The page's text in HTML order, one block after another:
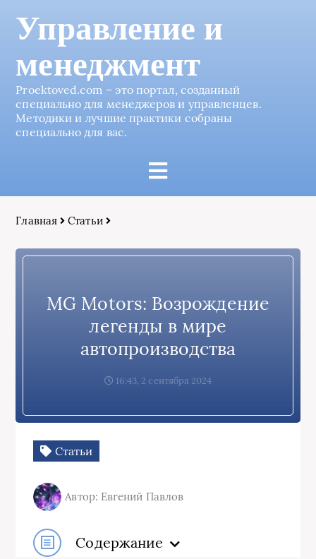
Управление и
менеджмент
Proektoved.com – это портал, созданный
специально для менеджеров и управленцев.
Методики и лучшие практики собраны
специально для вас.
Главная Статьи
MG Motors: Возрождение
легенды в мире
автопроизводства
16:43, 2 сентября 2024
Статьи
Автор: Евгений Павлов
Содержание